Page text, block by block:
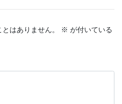
はありません。 ※ が付いている